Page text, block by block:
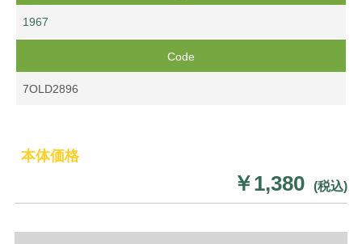
1967
Code
7OLD2896
本体価格
￥1,380 (税込)